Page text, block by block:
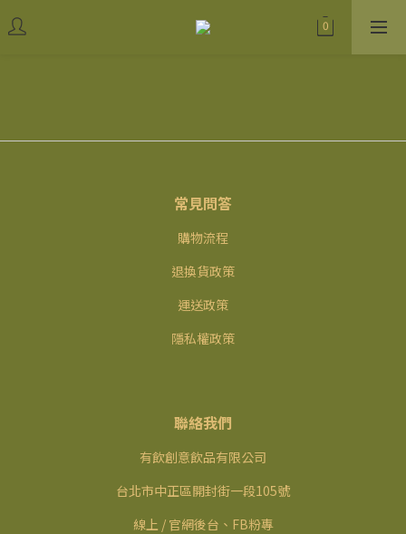
常見問答
購物流程
退換貨政策
運送政策
隱私權政策
聯絡我們
有飲創意飲品有限公司
台北市中正區開封街一段105號
線上 / 官網後台、FB粉專